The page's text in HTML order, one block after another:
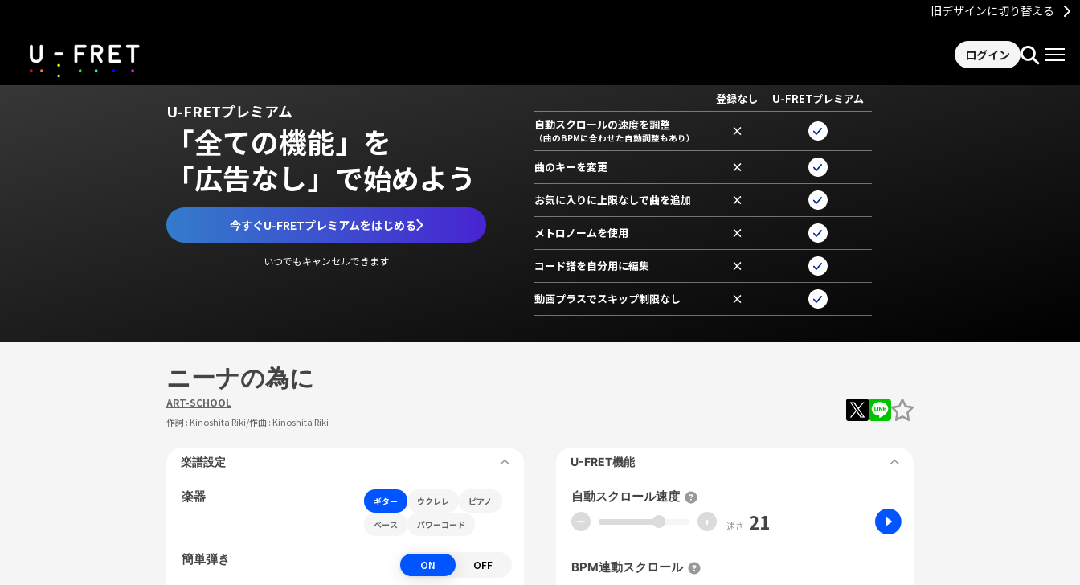
旧デザインに切り替える
ログイン
U-FRETプレミアム
「全ての機能」を
「広告なし」で始めよう
今すぐU-FRETプレミアムをはじめる
いつでもキャンセルできます
登録なし
U-FRETプレミアム
自動スクロールの速度を調整
（曲のBPMに合わせた自動調整もあり） ×
曲のキーを変更 ×
お気に入りに上限なしで曲を追加 ×
メトロノームを使用 ×
コード譜を自分用に編集 ×
動画プラスでスキップ制限なし ×
ニーナの為に
ART-SCHOOL
作詞 : Kinoshita Riki/作曲 : Kinoshita Riki
楽譜設定
楽器 ギター ウクレレ
ピアノ
ベース
パワーコード
簡単弾き ON OFF
U-FRET機能
自動スクロール速度
ー + 速さ 21
BPM連動スクロール